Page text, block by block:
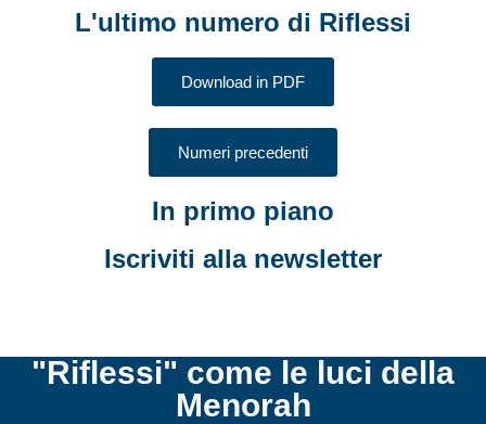
L'ultimo numero di Riflessi
Download in PDF
Numeri precedenti
In primo piano
Iscriviti alla newsletter
"Riflessi" come le luci della
Menorah